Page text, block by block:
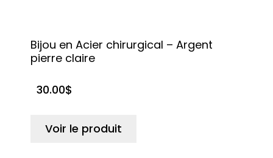
Bijou en Acier chirurgical – Argent
pierre claire
30.00$
Voir le produit